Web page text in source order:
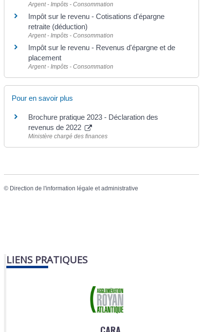
Argent - Impôts - Consommation
Impôt sur le revenu - Cotisations d'épargne
retraite (déduction)
Argent - Impôts - Consommation
Impôt sur le revenu - Revenus d'épargne et de
placement
Argent - Impôts - Consommation
Pour en savoir plus
Brochure pratique 2023 - Déclaration des
revenus de 2022
Ministère chargé des finances
© Direction de l'information légale et administrative
LIENS PRATIQUES